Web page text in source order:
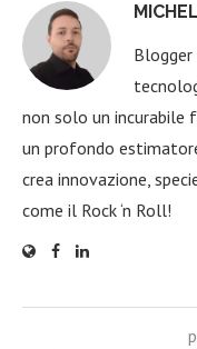
non solo un incurabile
un profondo
crea innovazione,
come il Rock ‘n Roll!